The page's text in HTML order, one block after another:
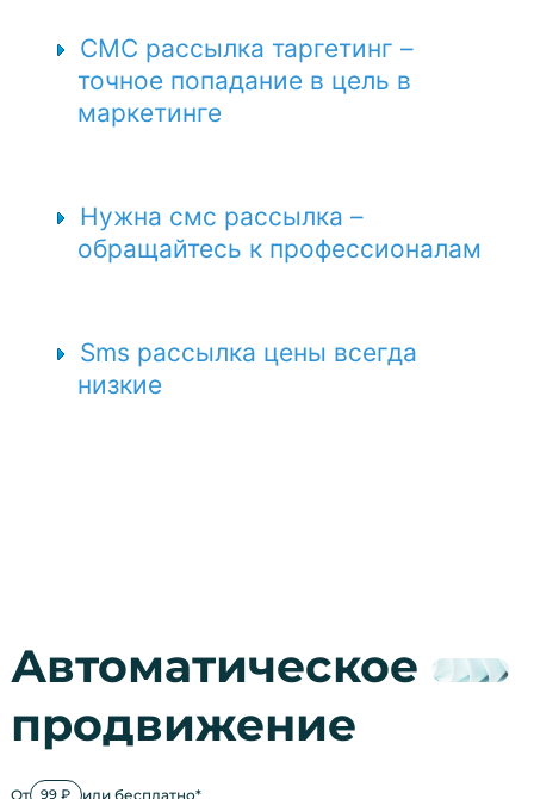
СМС рассылка таргетинг –
точное попадание в цель в
маркетинге
Нужна смс рассылка –
обращайтесь к профессионалам
Sms рассылка цены всегда
низкие
Автоматическое
продвижение
От 99 ₽ или бесплатно*